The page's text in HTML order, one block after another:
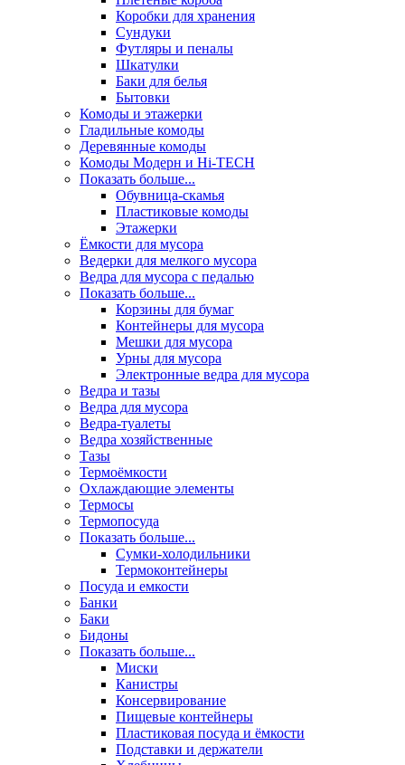
Коробки для хранения
Сундуки
Футляры и пеналы
Шкатулки
Баки для белья
Бытовки
Комоды и этажерки
Гладильные комоды
Деревянные комоды
Комоды Модерн и Hi-TECH
Показать больше...
Обувница-скамья
Пластиковые комоды
Этажерки
Ёмкости для мусора
Ведерки для мелкого мусора
Ведра для мусора с педалью
Показать больше...
Корзины для бумаг
Контейнеры для мусора
Мешки для мусора
Урны для мусора
Электронные ведра для мусора
Ведра и тазы
Ведра для мусора
Ведра-туалеты
Ведра хозяйственные
Тазы
Термоёмкости
Охлаждающие элементы
Термосы
Термопосуда
Показать больше...
Сумки-холодильники
Термоконтейнеры
Посуда и емкости
Банки
Баки
Бидоны
Показать больше...
Миски
Канистры
Консервирование
Пищевые контейнеры
Пластиковая посуда и ёмкости
Подставки и держатели